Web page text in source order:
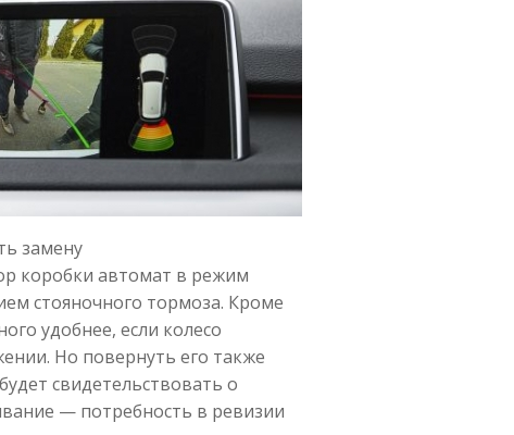
замену
коробки автомат в режим
стояночного тормоза. Кроме
удобнее, если колесо
Но повернуть его также
свидетельствовать о
— потребность в ревизии